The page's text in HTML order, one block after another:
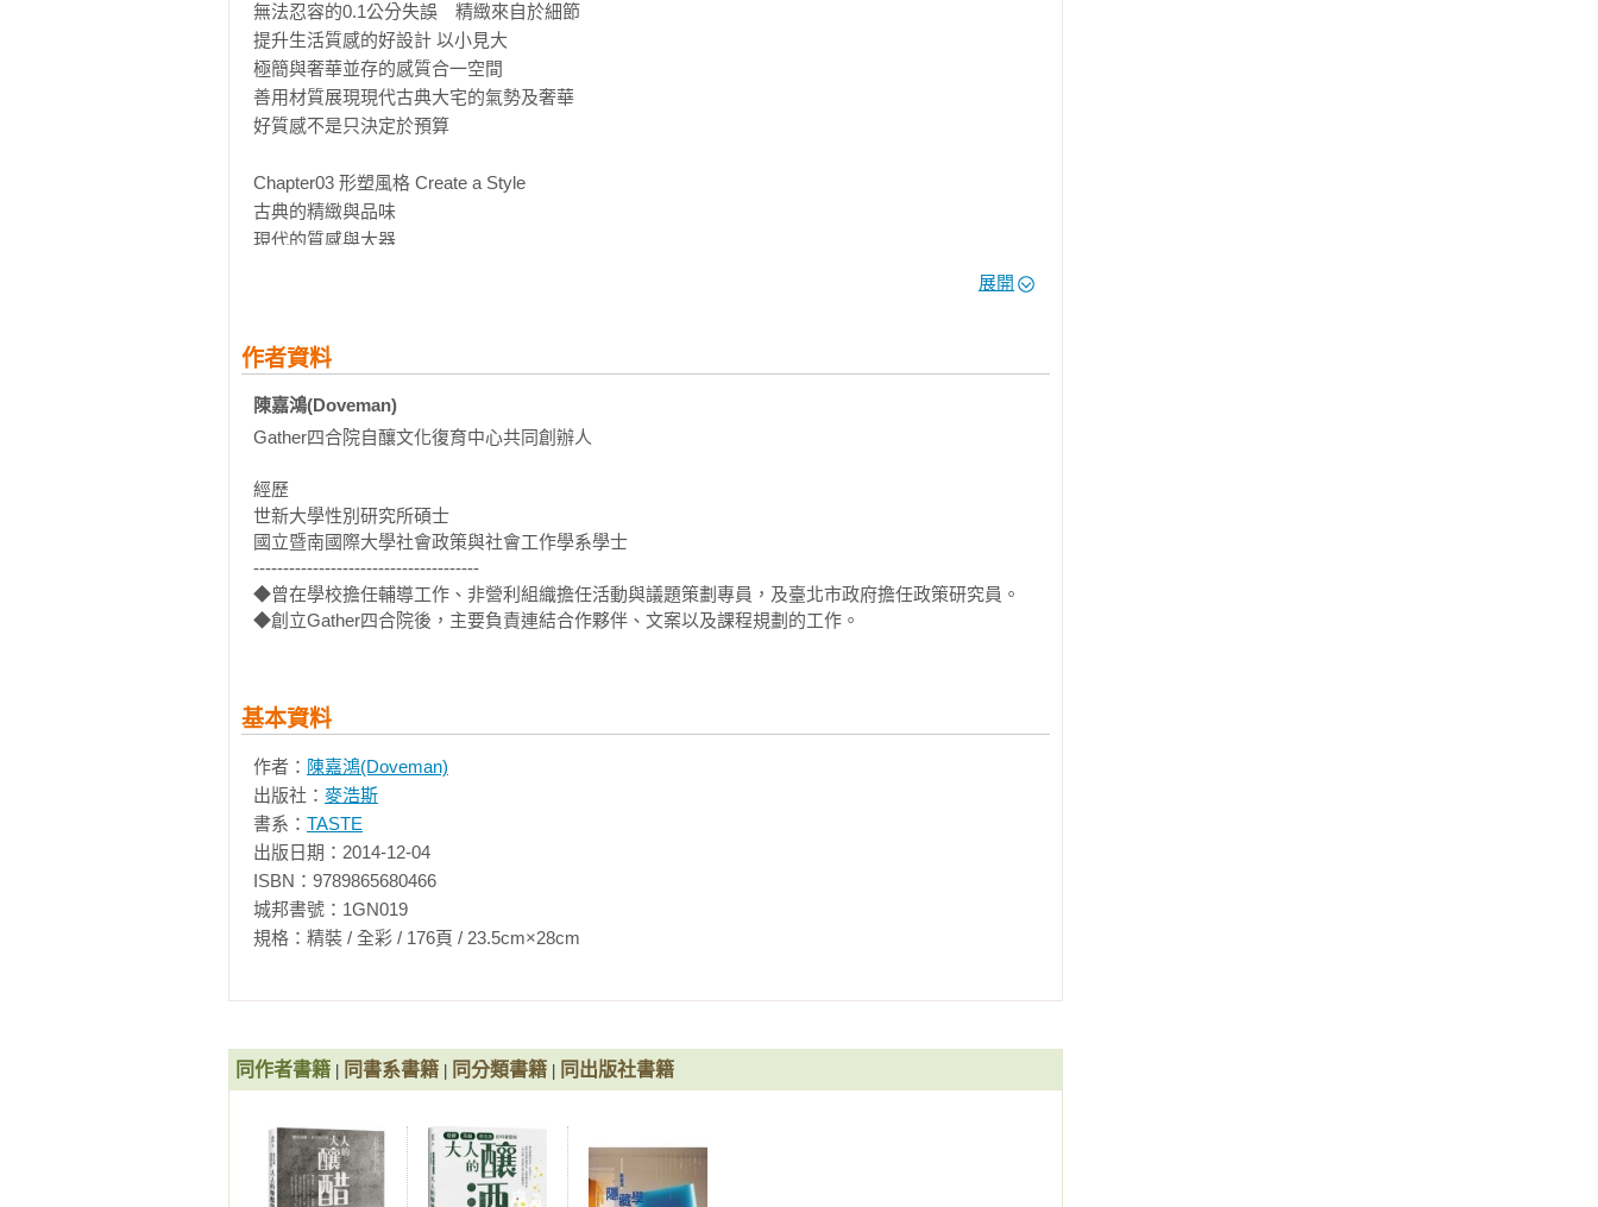
無法忍容的0.1公分失誤　精緻來自於細節
提升生活質感的好設計 以小見大
極簡與奢華並存的感質合一空間
善用材質展現現代古典大宅的氣勢及奢華
好質感不是只決定於預算
Chapter03 形塑風格 Create a Style
古典的精緻與品味
現代的質感與大器
觀音石讓樓中樓更有休閒氛圍
Chapter04 混材美學 Mix and Match
質地的相生與相屬 既衝突又協調
混搭石材與磁磚讓家更現代簡潔
大理石混材出有如置身紐約的美式復古居家
比例框架VS.材質運用
融合日式簡約及義式現代的兩代宅
機能與美感兼具才是好設計
展開
作者資料
陳嘉鴻(Doveman)
Gather四合院自釀文化復育中心共同創辦人
經歷
世新大學性別研究所碩士
國立暨南國際大學社會政策與社會工作學系學士
--------------------------------------
◆曾在學校擔任輔導工作、非營利組織擔任活動與議題策劃專員，及臺北市政府擔任政策研究員。
◆創立Gather四合院後，主要負責連結合作夥伴、文案以及課程規劃的工作。
基本資料
作者： 陳嘉鴻(Doveman)
出版社： 麥浩斯
書系： TASTE
出版日期：2014-12-04
ISBN：9789865680466
城邦書號：1GN019
規格：精裝 / 全彩 / 176頁 / 23.5cm×28cm
同作者書籍 同書系書籍 同分類書籍 同出版社書籍